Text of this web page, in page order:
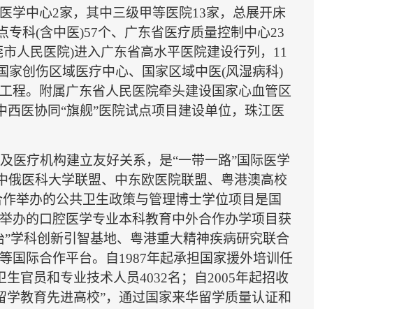
学中心2家，其中三级甲等医院13家，总展开床
科(含中医)57个、广东省医疗质量控制中心23
人民医院)进入广东省高水平医院建设行列，11
创伤区域医疗中心、国家区域中医(风湿病科)
程。附属广东省人民医院牵头建设国家心血管区
医协同“旗舰”医院试点项目建设单位，珠江医
医疗机构建立友好关系，是“一带一路”国际医学
俄医科大学联盟、中东欧医院联盟、粤港澳高校
举办的公共卫生政策与管理博士学位项目是国
办的口腔医学专业本科教育中外合作办学项目获
学科创新引智基地、粤港重大精神疾病研究联合
国际合作平台。自1987年起承担国家援外培训任
官员和专业技术人员4032名；自2005年起招收
学教育先进高校”，通过国家来华留学质量认证和